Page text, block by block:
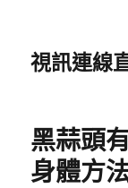
視訊連線
黑蒜頭
身體方